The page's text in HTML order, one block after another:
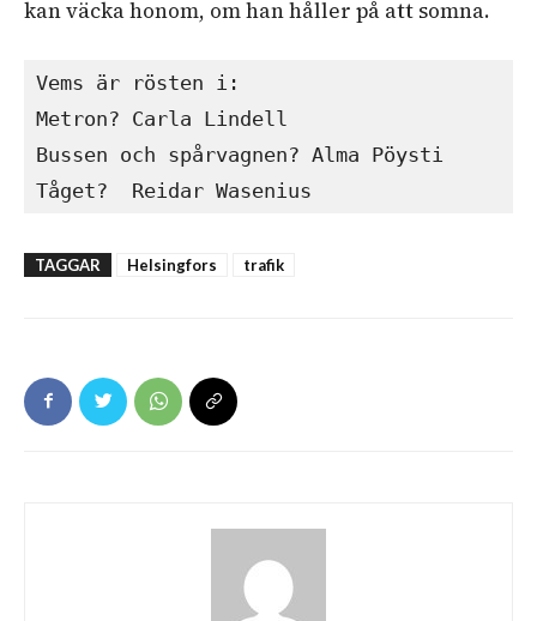
kan väcka honom, om han håller på att somna.
Vems är rösten i:
Metron? Carla Lindell
Bussen och spårvagnen? Alma Pöysti
Tåget?
Reidar Wasenius
TAGGAR Helsingfors trafik